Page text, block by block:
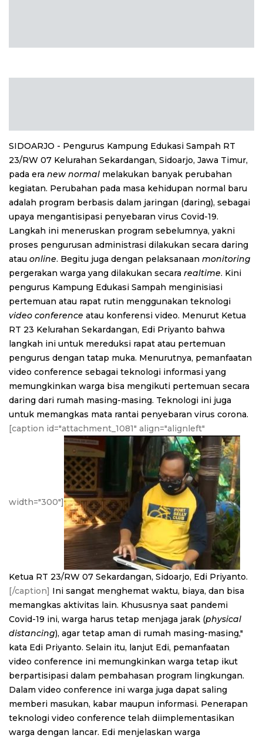
SIDOARJO - Pengurus Kampung Edukasi Sampah RT
23/RW 07 Kelurahan Sekardangan, Sidoarjo, Jawa Timur,
pada era new normal melakukan banyak perubahan
kegiatan. Perubahan pada masa kehidupan normal baru
adalah program berbasis dalam jaringan (daring), sebagai
upaya mengantisipasi penyebaran virus Covid-19.
Langkah ini meneruskan program sebelumnya, yakni
proses pengurusan administrasi dilakukan secara daring
atau online. Begitu juga dengan pelaksanaan monitoring
pergerakan warga yang dilakukan secara realtime. Kini
pengurus Kampung Edukasi Sampah menginisiasi
pertemuan atau rapat rutin menggunakan teknologi
video conference atau konferensi video. Menurut Ketua
RT 23 Kelurahan Sekardangan, Edi Priyanto bahwa
langkah ini untuk mereduksi rapat atau pertemuan
pengurus dengan tatap muka. Menurutnya, pemanfaatan
video conference sebagai teknologi informasi yang
memungkinkan warga bisa mengikuti pertemuan secara
daring dari rumah masing-masing. Teknologi ini juga
untuk memangkas mata rantai penyebaran virus corona.
[caption id="attachment_1081" align="alignleft"
width="300"]
Ketua RT 23/RW 07 Sekardangan, Sidoarjo, Edi Priyanto.
[/caption] Ini sangat menghemat waktu, biaya, dan bisa
memangkas aktivitas lain. Khususnya saat pandemi
Covid-19 ini, warga harus tetap menjaga jarak (physical
distancing), agar tetap aman di rumah masing-masing,"
kata Edi Priyanto. Selain itu, lanjut Edi, pemanfaatan
video conference ini memungkinkan warga tetap ikut
berpartisipasi dalam pembahasan program lingkungan.
Dalam video conference ini warga juga dapat saling
memberi masukan, kabar maupun informasi. Penerapan
teknologi video conference telah diimplementasikan
warga dengan lancar. Edi menjelaskan warga